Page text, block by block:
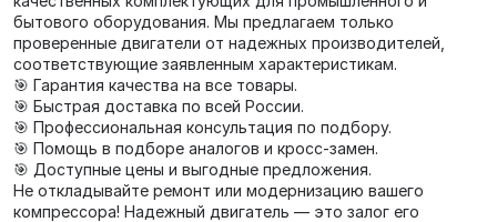
бытового оборудования. Мы предлагаем только
проверенные двигатели от надежных производителей,
соответствующие заявленным характеристикам.
🎯 Гарантия качества на все товары.
🎯 Быстрая доставка по всей России.
🎯 Профессиональная консультация по подбору.
🎯 Помощь в подборе аналогов и кросс-замен.
🎯 Доступные цены и выгодные предложения.
Не откладывайте ремонт или модернизацию вашего
компрессора! Надежный двигатель — это залог его